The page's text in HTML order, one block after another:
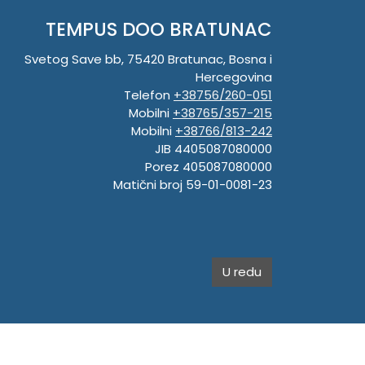
TEMPUS DOO BRATUNAC
Svetog Save bb, 75420 Bratunac, Bosna i
Hercegovina
Telefon +38756/260-051
Mobilni +38765/357-215
Mobilni +38766/813-242
JIB 4405087080000
Porez 405087080000
Matični broj 59-01-0081-23
U redu